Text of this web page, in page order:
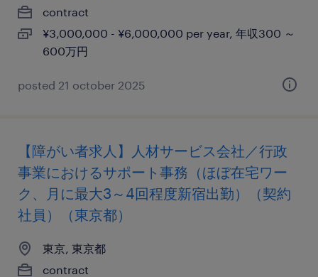
contract
¥3,000,000 - ¥6,000,000 per year, 年収300 ～
600万円
posted 21 october 2025
【障がい者求人】人材サービス会社／行政
事業におけるサポート事務（ほぼ在宅ワー
ク、月に最大3～4回程度新宿出勤）（契約
社員）（東京都）
東京, 東京都
contract